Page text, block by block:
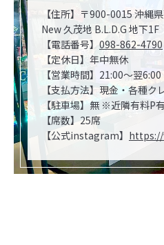
【住所】〒900-0015 沖縄
New 久茂地 B.L.D.G 地下1F
【電話番号】 098-862-4790
【定休日】年中無休
【営業時間】21:00～翌6:00
【支払方法】現金・各種ク
【駐車場】無 ※近隣有料P
【席数】25席
【公式instagram】